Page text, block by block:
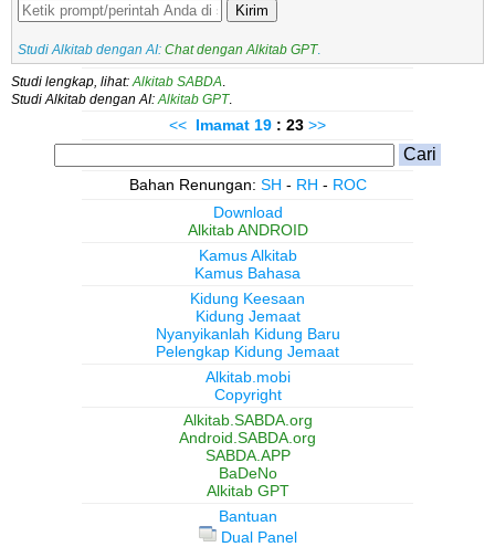
Kirim
Studi Alkitab dengan AI: Chat dengan Alkitab GPT.
Studi lengkap, lihat: Alkitab SABDA
Studi Alkitab dengan AI: Alkitab GPT.
<< Imamat 19 : 23 >>
Bahan Renungan: SH - RH - ROC
Download
Alkitab ANDROID
Kamus Alkitab
Kamus Bahasa
Kidung Keesaan
Kidung Jemaat
Nyanyikanlah Kidung Baru
Pelengkap Kidung Jemaat
Alkitab.mobi
Copyright
Alkitab.SABDA.org
Android.SABDA.org
SABDA.APP
BaDeNo
Alkitab GPT
Bantuan
Dual Panel